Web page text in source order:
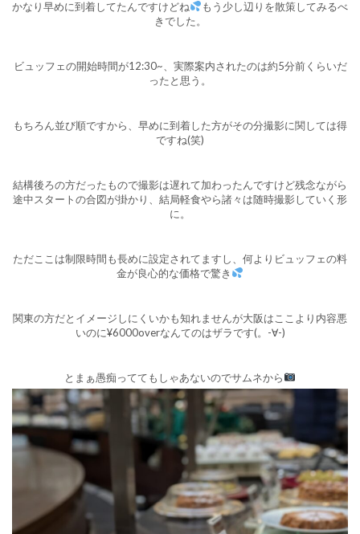
かなり早めに到着してたんですけどね
もう少し辺りを散策してみるべ
きでした。
ビュッフェの開始時間が12:30~、実際案内されたのは約5分前くらいだ
ったと思う。
もちろん並び順ですから、早めに到着した方がその分撮影に関しては得
ですね(笑)
結構後ろの方だったもので撮影は遅れて加わったんですけど残念ながら
途中スタートの合図が掛かり、結局軽食やら諸々は随時撮影していく形
に。
ただここは制限時間も長めに設定されてますし、何よりビュッフェの料
金が良心的な価格で驚き
関東の方だとイメージしにくいかも知れませんが大阪はここより内容悪
いのに¥6000overなんてのはザラです(。-∀-)
とまぁ愚痴っててもしゃあないのでサムネから